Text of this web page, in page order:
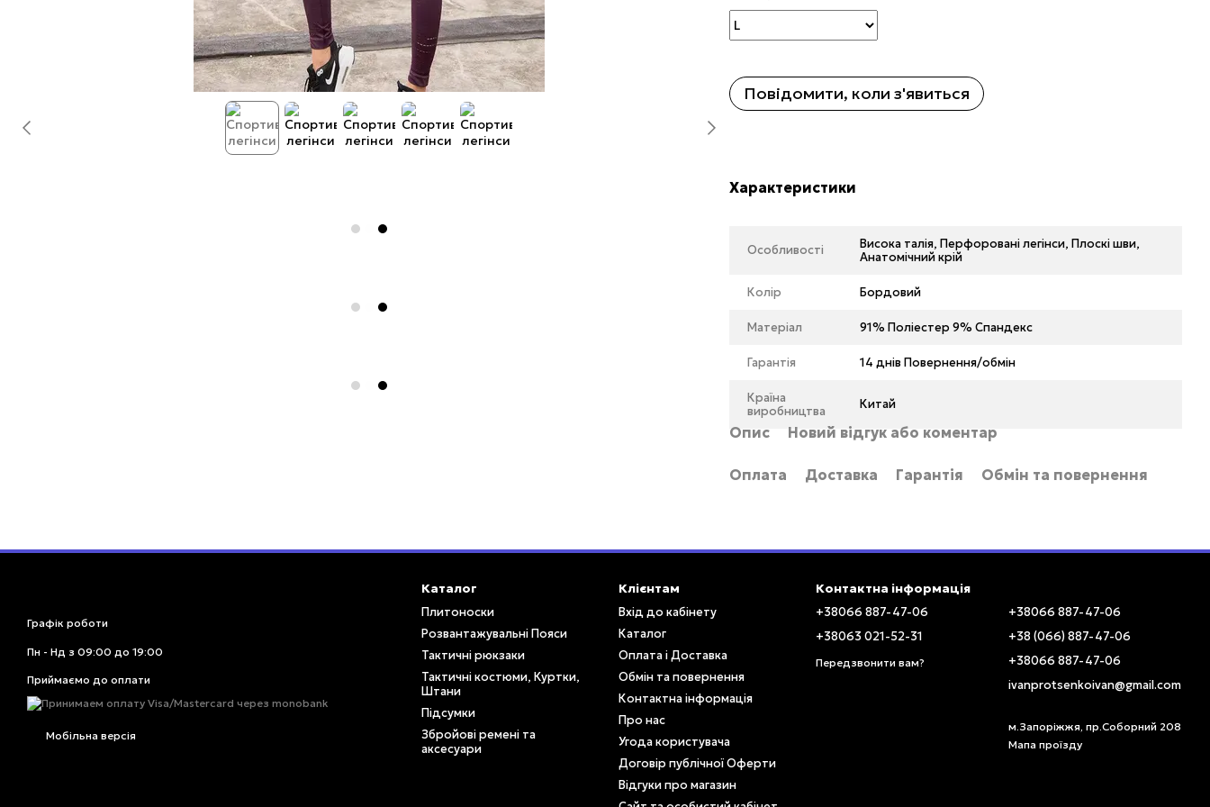
Повідомити, коли з'явиться
Характеристики
Особливості
Висока талія, Перфоровані легінси, Плоскі шви,
Анатомічний крій
Колір Бордовий
Матеріал 91% Поліестер 9% Спандекс
Гарантія 14 днів Повернення/обмін
Країна
виробництва
Китай
Опис Новий відгук або коментар
Оплата Доставка Гарантія Обмін та повернення
Графік роботи
Пн - Нд з 09:00 до 19:00
Приймаємо до оплати
Мобільна версія
Каталог
Плитоноски
Розвантажувальні Пояси
Тактичні рюкзаки
Тактичні костюми, Куртки,
Штани
Підсумки
Збройові ремені та
аксесуари
Клієнтам
Вхід до кабінету
Каталог
Оплата і Доставка
Обмін та повернення
Контактна інформація
Про нас
Угода користувача
Договір публічної Оферти
Відгуки про магазин
Контактна інформація
+38066 887-47-06
+38063 021-52-31
Передзвонити вам?
+38066 887-47-06
+38 (066) 887-47-06
+38066 887-47-06
ivanprotsenkoivan@gmail.com
м.Запоріжжя, пр.Соборний 208
Мапа проїзду